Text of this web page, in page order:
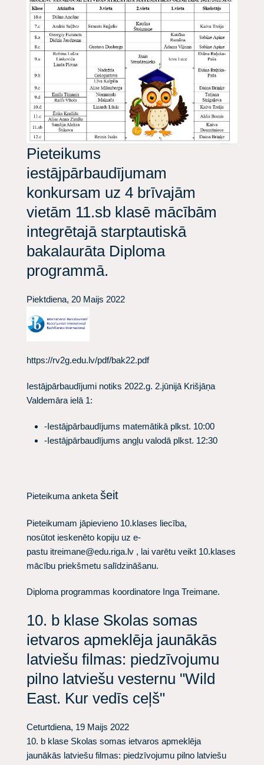
Pieteikums
iestājpārbaudījumam
konkursam uz 4 brīvajām
vietām 11.sb klasē mācībām
integrētajā starptautiskā
bakalaurāta Diploma
programmā.
Piektdiena, 20 Maijs 2022
https://rv2g.edu.lv/pdf/bak22.pdf
Iestājpārbaudījumi notiks 2022.g. 2.jūnijā Krišjāņa
Valdemāra ielā 1:
-Iestājpārbaudījums matemātikā plkst. 10:00
-Iestājpārbaudījums angļu valodā plkst. 12:30
Pieteikuma anketa šeit
Pieteikumam jāpievieno 10.klases liecība,
nosūtot ieskenēto kopiju uz e-
pastu itreimane@edu.riga.lv , lai varētu veikt 10.klases
mācību priekšmetu salīdzināšanu.
Diploma programmas koordinatore Inga Treimane.​
10. b klase Skolas somas
ietvaros apmeklēja jaunākās
latviešu filmas: piedzīvojumu
pilno latviešu vesternu "Wild
East. Kur vedīs ceļš"
Ceturtdiena, 19 Maijs 2022
10. b klase Skolas somas ietvaros apmeklēja
jaunākās latviešu filmas: piedzīvojumu pilno latviešu